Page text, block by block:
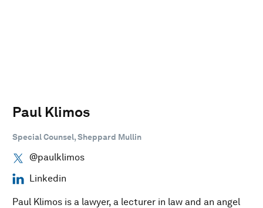
Paul Klimos
Special Counsel, Sheppard Mullin
@paulklimos
Linkedin
Paul Klimos is a lawyer, a lecturer in law and an angel